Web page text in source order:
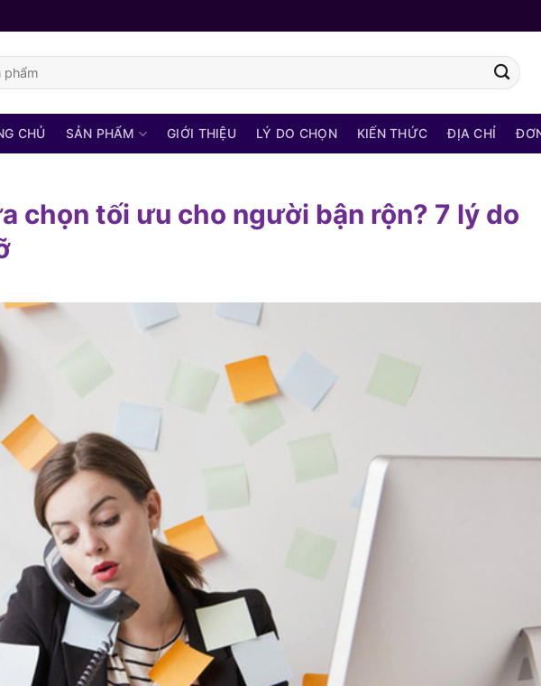
CHỦ SẢN PHẨM GIỚI THIỆU LÝ DO CHỌN KIẾN THỨC ĐỊA CHỈ
chọn tối ưu cho người bận rộn? 7 lý do